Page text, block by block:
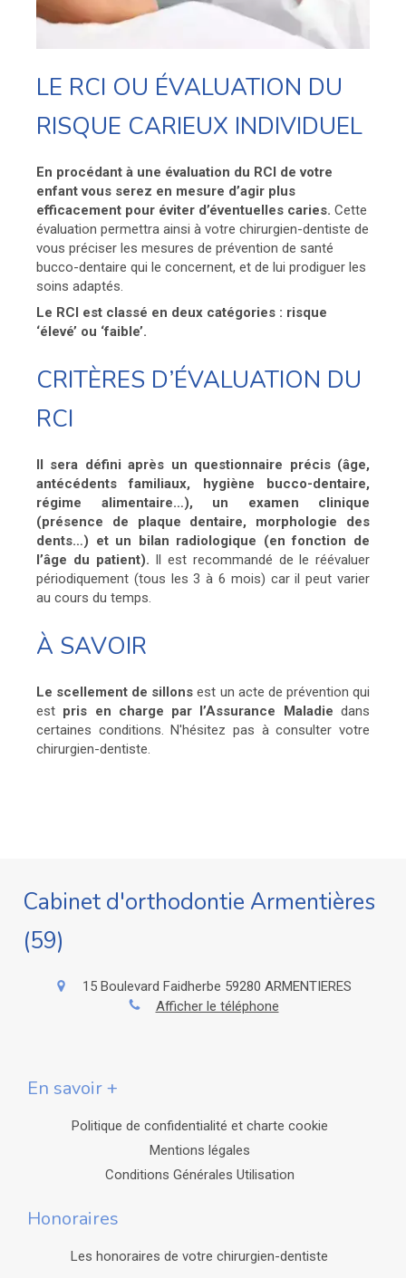
LE RCI OU ÉVALUATION DU
RISQUE CARIEUX INDIVIDUEL
En procédant à une évaluation du RCI de votre
enfant vous serez en mesure d’agir plus
efficacement pour éviter d’éventuelles caries. Cette
évaluation permettra ainsi à votre chirurgien-dentiste de
vous préciser les mesures de prévention de santé
bucco-dentaire qui le concernent, et de lui prodiguer les
soins adaptés.
Le RCI est classé en deux catégories : risque
‘élevé’ ou ‘faible’.
CRITÈRES D’ÉVALUATION DU
RCI
Il sera défini après un questionnaire précis (âge,
antécédents familiaux, hygiène bucco-dentaire,
régime alimentaire…), un examen clinique
(présence de plaque dentaire, morphologie des
dents…) et un bilan radiologique (en fonction de
l’âge du patient). Il est recommandé de le réévaluer
périodiquement (tous les 3 à 6 mois) car il peut varier
au cours du temps.
À SAVOIR
Le scellement de sillons est un acte de prévention qui
est pris en charge par l’Assurance Maladie dans
certaines conditions. N'hésitez pas à consulter votre
chirurgien-dentiste.
Cabinet d'orthodontie Armentières
(59)
15 Boulevard Faidherbe 59280 ARMENTIERES
Afficher le téléphone
En savoir +
Politique de confidentialité et charte cookie
Mentions légales
Conditions Générales Utilisation
Honoraires
Les honoraires de votre chirurgien-dentiste